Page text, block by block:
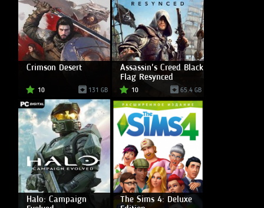
Crimson Desert
10 131 GB
Assassin's Creed Black
Flag Resynced
10 65.4 GB
Halo: Campaign
The Sims 4: Deluxe